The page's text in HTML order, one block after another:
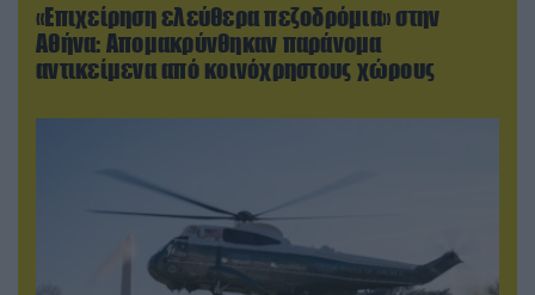
«Επιχείρηση ελεύθερα πεζοδρόμια» στην
Αθήνα: Απομακρύνθηκαν παράνομα
αντικείμενα από κοινόχρηστους χώρους